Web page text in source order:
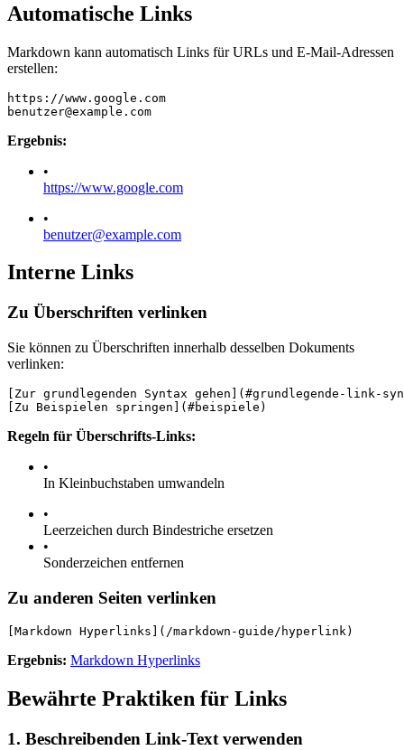
Automatische Links
Markdown kann automatisch Links für URLs und E-Mail-Adressen
erstellen:
https://www.google.com
benutzer@example.com
Ergebnis:
•
https://www.google.com
•
benutzer@example.com
Interne Links
Zu Überschriften verlinken
Sie können zu Überschriften innerhalb desselben Dokuments
verlinken:
[Zur grundlegenden Syntax gehen](#grundlegende-link-
[Zu Beispielen springen](#beispiele)
Regeln für Überschrifts-Links:
•
In Kleinbuchstaben umwandeln
•
Leerzeichen durch Bindestriche ersetzen
•
Sonderzeichen entfernen
Zu anderen Seiten verlinken
[Markdown Hyperlinks](/markdown-guide/hyperlink)
Ergebnis: Markdown Hyperlinks
Bewährte Praktiken für Links
1. Beschreibenden Link-Text verwenden